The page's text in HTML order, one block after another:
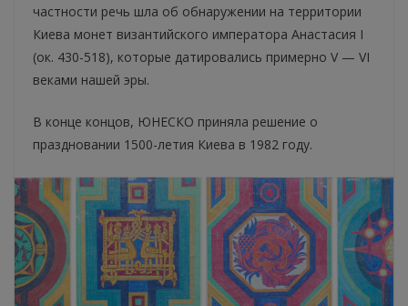
частности речь шла об обнаружении на территории
Киева монет византийского императора Анастасия I
(ок. 430-518), которые датировались примерно V — VI
веками нашей эры.
В конце концов, ЮНЕСКО приняла решение о
праздновании 1500-летия Киева в 1982 году.